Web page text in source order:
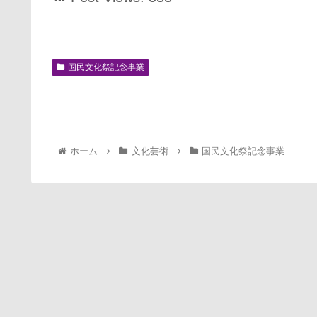
国民文化祭記念事業
ホーム 文化芸術 国民文化祭記念事業